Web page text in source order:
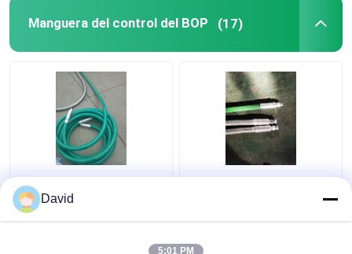
Manguera del control del BOP (17)
Manguera de alta
presión del vibrador del
campo petrolífero
David
5:01 PM